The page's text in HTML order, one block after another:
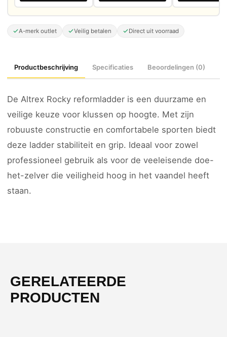
A-merk outlet Veilig betalen Direct uit voorraad
Productbeschrijving Specificaties Beoordelingen (0)
De Altrex Rocky reformladder is een duurzame en
veilige keuze voor klussen op hoogte. Met zijn
robuuste constructie en comfortabele sporten biedt
deze ladder stabiliteit en grip. Ideaal voor zowel
professioneel gebruik als voor de veeleisende doe-
het-zelver die veiligheid hoog in het vaandel heeft
staan.
GERELATEERDE
PRODUCTEN